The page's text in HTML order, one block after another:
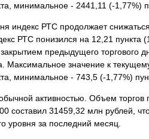
минимальное - 2441,11 (-1,77%)
индекс РТС продолжает
РТС понизился на 12,21 пункта
предыдущего торгового
Максимальное значение к
минимальное - 743,5 (-1,77%)
активностью. Объем
составил 31459,32 млн рублей,
уровня за последний месяц.